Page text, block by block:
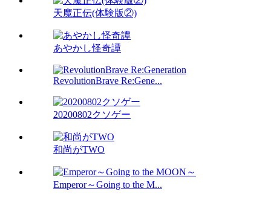
天魔正伝(体験版②)
あやかし怪奇譚
RevolutionBrave Re:Gene...
20200802クソゲー
和尚がTWO
Emperor～Going to the M...